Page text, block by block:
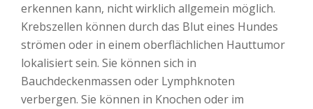
erkennen kann, nicht wirklich allgemein möglich.
Krebszellen können durch das Blut eines Hundes
strömen oder in einem oberflächlichen Hauttumor
lokalisiert sein. Sie können sich in
Bauchdeckenmassen oder Lymphknoten
verbergen. Sie können in Knochen oder im